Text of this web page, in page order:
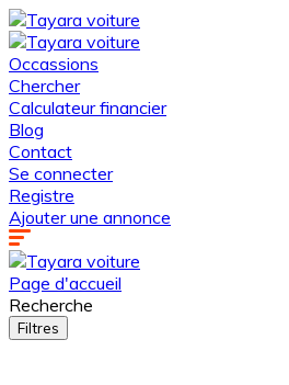
Occassions
Chercher
Calculateur financier
Blog
Contact
Se connecter
Registre
Ajouter une annonce
Page d'accueil
Recherche
Filtres